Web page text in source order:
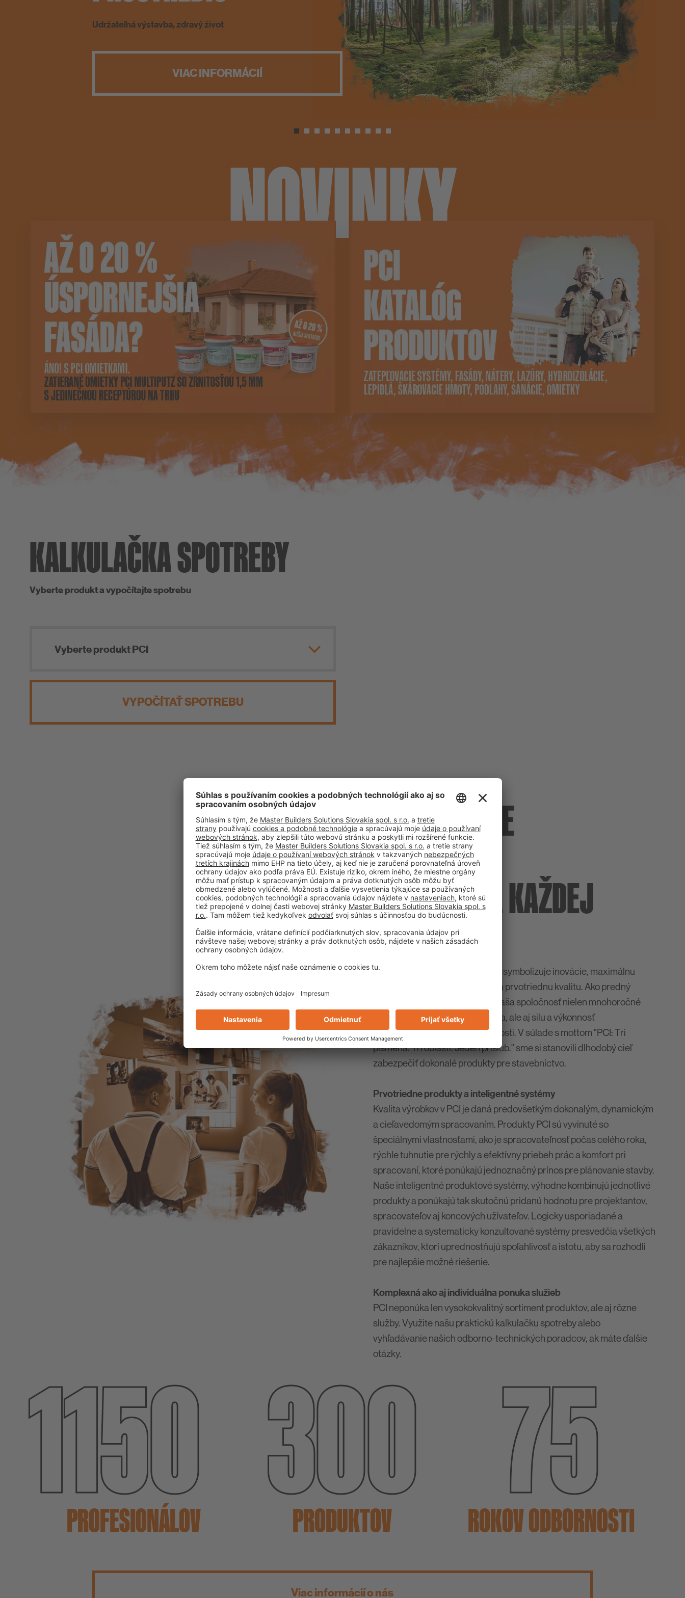
Nanotechnológie pre obklady a dlažby
VIAC INFORMÁCIÍ
NOVINKY
KALKULAČKA SPOTREBY
Vyberte produkt a vypočítajte spotrebu
Vyberte produkt PCI
VYPOČÍTAŤ SPOTREBU
PCI AUGSBURG - PRE
STAVEBNÝCH
PROFESIONÁLOV NA KAŽDEJ
ÚROVNI
Už viac ako 75 rokov značka PCI symbolizuje inovácie, maximálnu
spoľahlivosť, komplexné služby a prvotriednu kvalitu. Ako predný
výrobca stavebnej chémie má naša spoločnosť nielen mnohoročné
skúsenosti v oblasti stavebníctva, ale aj silu a výkonnosť
medzinárodne aktívnej spoločnosti. V súlade s mottom "PCI: Tri
písmená. Tri oblasti. Jeden prísľub." sme si stanovili dlhodobý cieľ
zabezpečiť dokonalé produkty pre stavebníctvo.
Prvotriedne produkty a inteligentné systémy
Kvalita výrobkov v PCI je daná predovšetkým dokonalým, dynamickým
a cieľavedomým spracovaním. Produkty PCI sú vyvinuté so
špeciálnymi vlastnosťami, ako je spracovateľnosť počas celého roka,
rýchle tuhnutie pre rýchly a efektívny priebeh prác a komfort pri
spracovaní, ktoré ponúkajú jednoznačný prínos pre plánovanie stavby.
Naše inteligentné produktové systémy, výhodne kombinujú jednotlivé
produkty a ponúkajú tak skutočnú pridanú hodnotu pre projektantov,
spracovateľov aj koncových užívateľov. Logicky usporiadané a
pravidelne a systematicky konzultované systémy presvedčia všetkých
zákazníkov, ktorí uprednostňujú spoľahlivosť a istotu, aby sa rozhodli
pre najlepšie možné riešenie.
Komplexná ako aj individuálna ponuka služieb
PCI neponúka len vysokokvalitný sortiment produktov, ale aj rôzne
služby. Využite našu praktickú kalkulačku spotreby alebo
vyhľadávanie našich odborno-technických poradcov, ak máte ďalšie
otázky.
1150
PROFESIONÁLOV 300
PRODUKTOV 75
ROKOV ODBORNOSTI
Viac informácií o nás